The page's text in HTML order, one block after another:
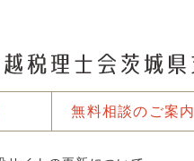
無料相談のご案内